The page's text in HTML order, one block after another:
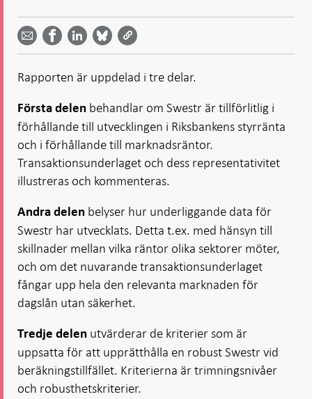
Dela
email -
Öppnas
i ny flik
Dela på
Facebook
- Öppnas
Dela på
LinkedIn
-
Öppnas
i ny flik
på
Bluesky
-
i ny flik
på
Twitter
-
i ny flik
Rapporten är uppdelad i tre delar.
Första delen behandlar om Swestr är tillförlitlig i
förhållande till utvecklingen i Riksbankens styrränta
och i förhållande till marknadsräntor.
Transaktionsunderlaget och dess representativitet
illustreras och kommenteras.
Andra delen belyser hur underliggande data för
Swestr har utvecklats. Detta t.ex. med hänsyn till
skillnader mellan vilka räntor olika sektorer möter,
och om det nuvarande transaktionsunderlaget
fångar upp hela den relevanta marknaden för
dagslån utan säkerhet.
Tredje delen utvärderar de kriterier som är
uppsatta för att upprätthålla en robust Swestr vid
beräkningstillfället. Kriterierna är trimningsnivåer
och robusthetskriterier.